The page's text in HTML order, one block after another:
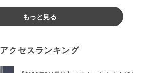
もっと見る
アクセスランキング